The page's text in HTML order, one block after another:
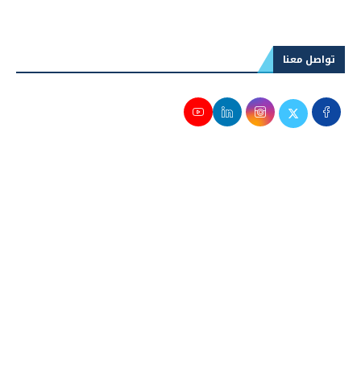
تواصل معنا